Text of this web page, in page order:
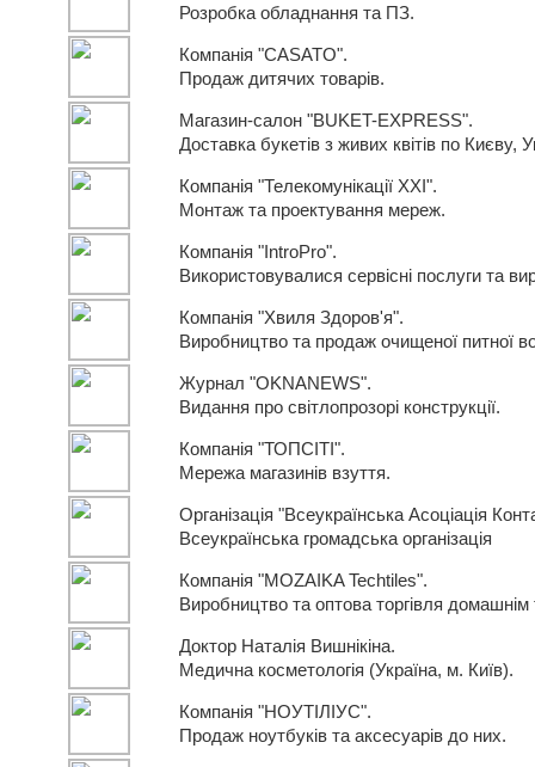
Розробка обладнання та ПЗ.
Компанія "CASATO".
Продаж дитячих товарів.
Магазин-салон "BUKET-EXPRESS".
Доставка букетів з живих квітів по Києву,
Компанія "Телекомунікації ХХІ".
Монтаж та проектування мереж.
Компанія "IntroPro".
Використовувалися сервісні послуги та
Компанія "Хвиля Здоров'я".
Виробництво та продаж очищеної питної
Журнал "OKNANEWS".
Видання про світлопрозорі конструкції.
Компанія "ТОПСІТІ".
Мережа магазинів взуття.
Організація "Всеукраїнська Асоціація
Всеукраїнська громадська організація
Компанія "MOZAIKA Techtiles".
Виробництво та оптова торгівля
Доктор Наталія Вишнікіна.
Медична косметологія (Україна, м. Київ).
Компанія "НОУТІЛІУС".
Продаж ноутбуків та аксесуарів до них.